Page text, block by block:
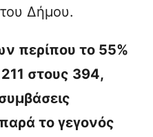
Δήμου.
περίπου το 55%
στους 394,
το γεγονός